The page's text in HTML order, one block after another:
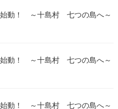
始動！ ～十島村 七つの島へ～
始動！ ～十島村 七つの島へ～
始動！ ～十島村 七つの島へ～